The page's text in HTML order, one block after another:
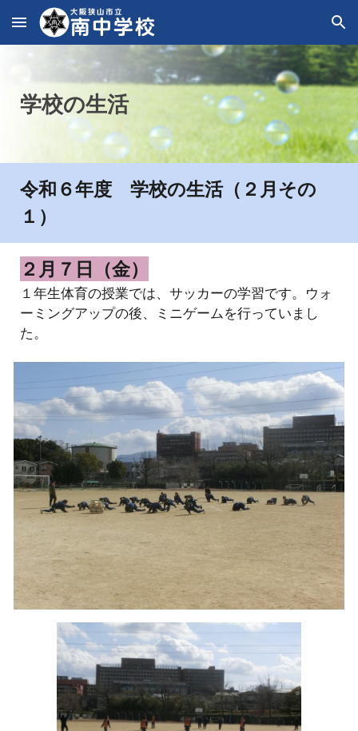
Skip to main content Skip to navigation
学校の生活
令和６年度 学校の生活（ ２ 月その
１ ）
２ 月 ７ 日（金）
１年生体育の授業では、サッカーの学習です。ウォ
ーミングアップの後、ミニゲームを行っていまし
た。